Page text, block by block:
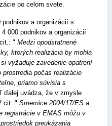
po celom svete.
a organizácií s
000 podnikov a organizácií
" Medzi opodstatnené
ktorých realizácia by mohla
vyžaduje zavedenie opatrení
prostredia počas rea­lizácie
priamo súvisia s
ďalej uvádza, že v zmysle
cit: " Smernice 2004/17/ES a
registrácie v EMAS môžu v
preukázania